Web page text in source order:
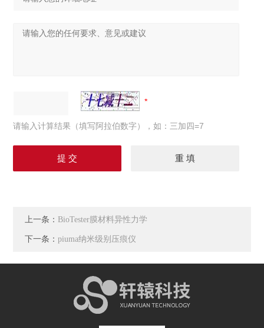
请输入计算结果（填写阿拉伯数字），如：三加四=7
上一条： BioTester膜材料异性力学
下一条：piuma纳米级别压痕仪